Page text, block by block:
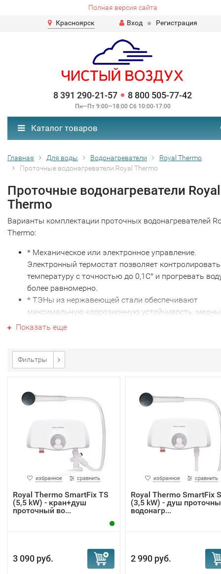
Полная версия сайта
Красноярск
Вход Регистрация
8 391 290-21-57 8 800 505-77-42
Пн—Пт 9:00—18:00 Сб 10:00-17:00
Каталог товаров
Главная Для воды Водонагреватели
Royal Thermo
Проточные водонагреватели Royal Thermo
Проточные водонагреватели Royal
Thermo
Варианты комплектации проточных водонагревателей
Thermo:
* Механическое или электронное управление.
Электронный термостат позволяет контролировать
температуру с точностью до 0,1С° и прогревать
более равномерно.
* ТЭНы из нержавеющей стали обеспечивают
максимальную коррозионную устойчивость,
сильнее подвержены коррозии. Иногда нагреватель
заметно продлевает срок его службы.
* Одна или несколько точек водоразбора. Более
сразу несколько точек (ванную, кухню, санузел).
* Модели только для душа или крана, либо
универсальные, которые подходят одновременно
душа и крана.
Показать еще
Фильтры
избранное сравнить
Royal Thermo SmartFix TS
(5,5 kW) - кран+душ
проточный во...
3 090 руб.
избранное сравнить
Royal Thermo SmartFix S
(3,5 kW) - душ
водонагр...
2 990 руб.